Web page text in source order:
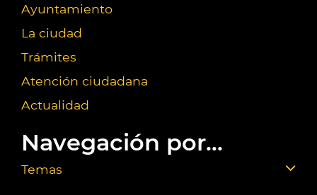
Ayuntamiento
La ciudad
Trámites
Atención ciudadana
Actualidad
Navegación por...
Temas